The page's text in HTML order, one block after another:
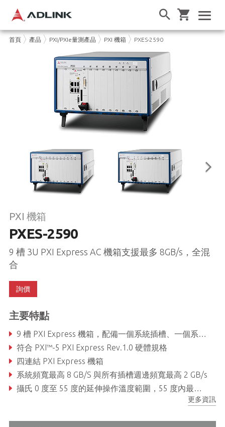
首頁 產品 PXI/PXIe量測產品 PXI 機箱 PXES-2590
PXI 機箱
PXES-2590
9 槽 3U PXI Express AC 機箱支援最多 8GB/s，全混
合
詢價
主要特點
9 槽 PXI Express 機箱，配備一個系統插槽、一個系統計時插槽、七個混合週邊插槽
符合 PXI™-5 PXI Express Rev.1.0 硬體規格
四連結 PXI Express 機箱
系統頻寬最高 8 GB/S 與所有插槽週邊頻寬最高 2 GB/s
攝氏 0 度至 55 度的延伸操作溫度範圍，55 度內最大總使用功率為 400 瓦
智慧機箱管理：自動風扇速度控制、機箱狀態監測回報、遠端機箱開關機控制更多資訊